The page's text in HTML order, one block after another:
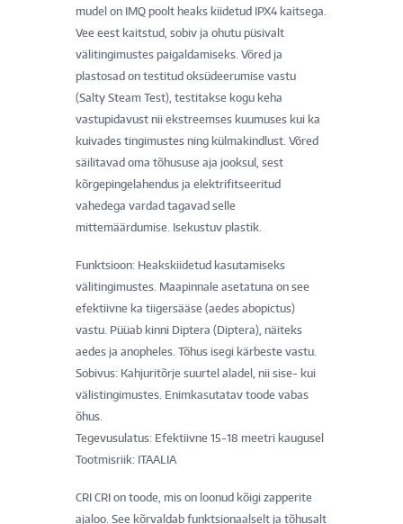
mudel on IMQ poolt heaks kiidetud IPX4 kaitsega.
Vee eest kaitstud, sobiv ja ohutu püsivalt
välitingimustes paigaldamiseks. Võred ja
plastosad on testitud oksüdeerumise vastu
(Salty Steam Test), testitakse kogu keha
vastupidavust nii ekstreemses kuumuses kui ka
kuivades tingimustes ning külmakindlust. Võred
säilitavad oma tõhususe aja jooksul, sest
kõrgepingelahendus ja elektrifitseeritud
vahedega vardad tagavad selle
mittemäärdumise. Isekustuv plastik.
Funktsioon: Heakskiidetud kasutamiseks
välitingimustes. Maapinnale asetatuna on see
efektiivne ka tiigersääse (aedes abopictus)
vastu. Püüab kinni Diptera (Diptera), näiteks
aedes ja anopheles. Tõhus isegi kärbeste vastu.
Sobivus: Kahjuritõrje suurtel aladel, nii sise- kui
välistingimustes. Enimkasutatav toode vabas
õhus.
Tegevusulatus: Efektiivne 15-18 meetri kaugusel
Tootmisriik: ITAALIA
CRI CRI on toode, mis on loonud kõigi zapperite
ajaloo. See kõrvaldab funktsionaalselt ja tõhusalt